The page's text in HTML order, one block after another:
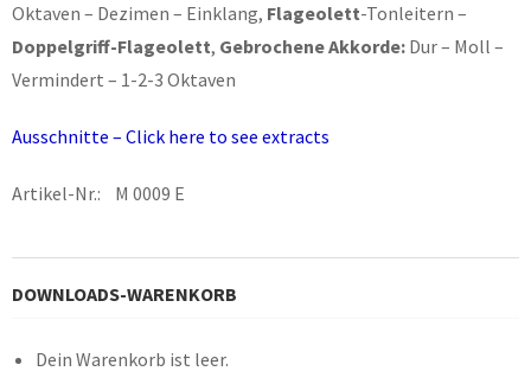
Oktaven – Dezimen – Einklang, Flageolett-Tonleitern –
Doppelgriff-Flageolett, Gebrochene Akkorde: Dur – Moll –
Vermindert – 1-2-3 Oktaven
Ausschnitte – Click here to see extracts
Artikel-Nr.: M 0009 E
DOWNLOADS-WARENKORB
Dein Warenkorb ist leer.